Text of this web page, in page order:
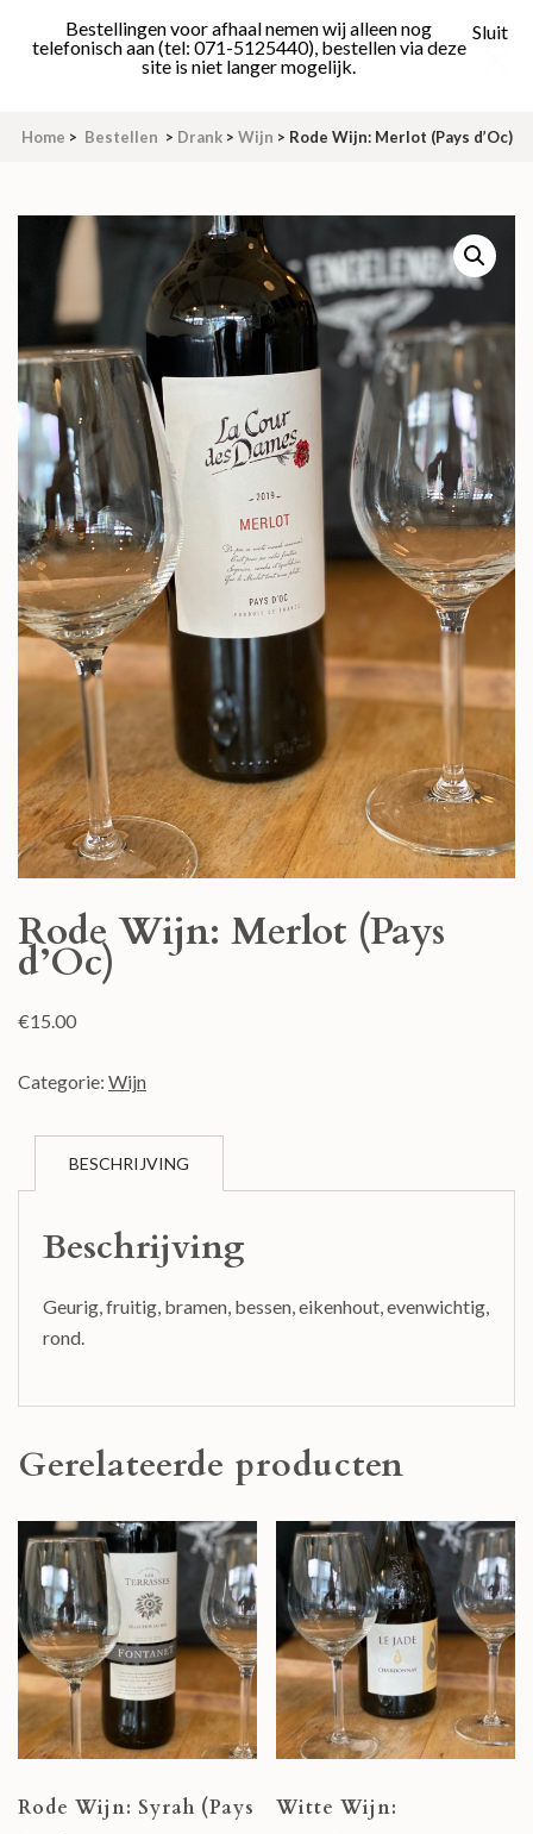
Enter)
Home > Bestellen > Drank > Wijn > Rode Wijn: Merlot (Pays d’Oc)
Rode Wijn: Merlot (Pays
d’Oc)
€15.00
Categorie: Wijn
BESCHRIJVING
Beschrijving
Geurig, fruitig, bramen, bessen, eikenhout, evenwichtig,
rond.
Gerelateerde producten
Rode Wijn: Syrah (Pays
Witte Wijn:
Bestellingen voor afhaal nemen wij alleen nog
telefonisch aan (tel: 071-5125440), bestellen via deze
site is niet langer mogelijk.
Sluit